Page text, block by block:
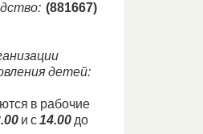
(881667)
детей:
в рабочие
и с14.00до